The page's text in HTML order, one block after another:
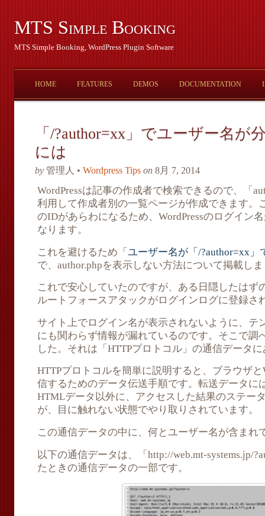
MTS Simple Booking
MTS Simple Booking, WordPress Plugin Software
HOME FEATURES DEMOS DOCUMENTATION
「/?author=xx」でユーザー名が
には
by 管理人 • Wordpress Tips on 8月 7, 2014
WordPressは記事の作成者で検索できるので、「
利用して作成者別の一覧ページが作成できます。
のIDがあらわになるため、WordPressのログイン
なります。
これを避けるため「 ユーザー名が「/?author=xx」
で、author.phpを表示しない方法について掲載し
これで安心していたのですが、ある日隠したはず
ルートフォースアタックがログインログに登録さ
サイト上でログイン名が表示されないように、テ
にも関わらず情報が漏れているのです。そこで調
した。それは「HTTPプロトコル」の通信データ
HTTPプロトコルを簡単に説明すると、ブラウザ
信するためのデータ伝送手順です。転送データに
HTMLデータ以外に、アクセスした結果のステー
が、目に触れない状態でやり取りされています。
この通信データの中に、何とユーザー名が含まれ
以下の通信データは、「http://web.mt-systems.jp/
たときの通信データの一部です。